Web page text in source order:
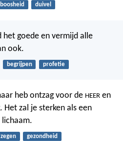
boosheid duivel
het goede en vermijd alle
ook.
begrijpen profetie
heb ontzag voor de HEER en
Het zal je sterken als een
zegen gezondheid